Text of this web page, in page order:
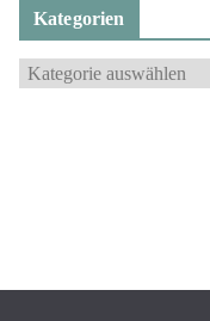
Kategorien
K